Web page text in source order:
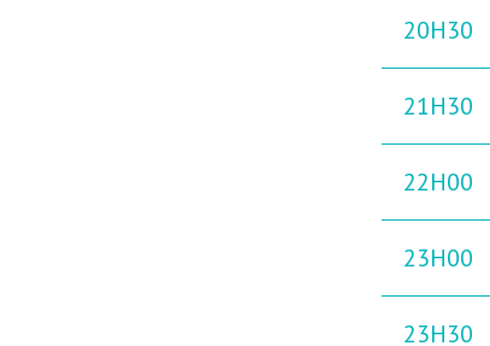
20H30
21H30
22H00
23H00
23H30